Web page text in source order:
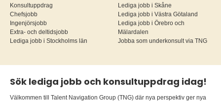
Konsultuppdrag
Chefsjobb
Ingenjörsjobb
Extra- och deltidsjobb
Lediga jobb i Stockholms län
Lediga jobb i Skåne
Lediga jobb i Västra Götaland
Lediga jobb i Örebro och
Mälardalen
Jobba som underkonsult via TNG
Sök lediga jobb och konsultuppdrag idag!
Välkommen till Talent Navigation Group (TNG) där nya perspektiv ger nya